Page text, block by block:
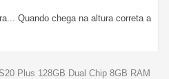
Quando chega na altura correta a
Plus 128GB Dual Chip 8GB RAM